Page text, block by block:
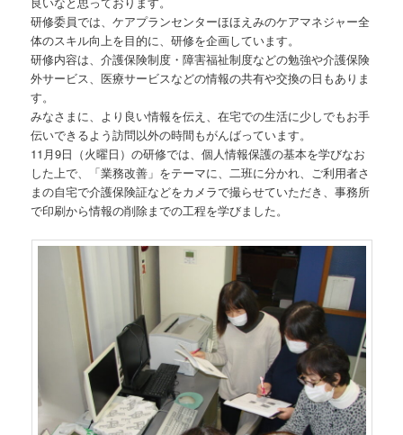
研修委員では、ケアプランセンターほほえみのケアマネジャー全
体のスキル向上を目的に、研修を企画しています。
研修内容は、介護保険制度・障害福祉制度などの勉強や介護保険
外サービス、医療サービスなどの情報の共有や交換の日もありま
す。
みなさまに、より良い情報を伝え、在宅での生活に少しでもお手
伝いできるよう訪問以外の時間もがんばっています。
11月9日（火曜日）の研修では、個人情報保護の基本を学びなお
した上で、「業務改善」をテーマに、二班に分かれ、ご利用者さ
まの自宅で介護保険証などをカメラで撮らせていただき、事務所
で印刷から情報の削除までの工程を学びました。